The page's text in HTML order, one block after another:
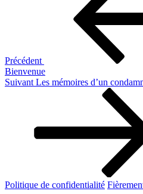
Précédent
Bienvenue
Article
Suivant Les mémoires d’un
Politique de confidentialité